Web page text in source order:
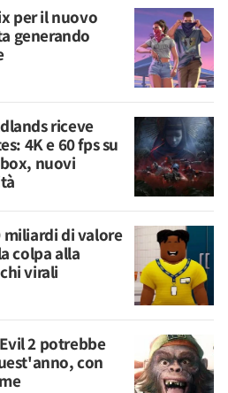
per il nuovo
generando
riceve
4K e 60 fps su
nuovi
miliardi di valore
colpa alla
virali
2 potrebbe
con